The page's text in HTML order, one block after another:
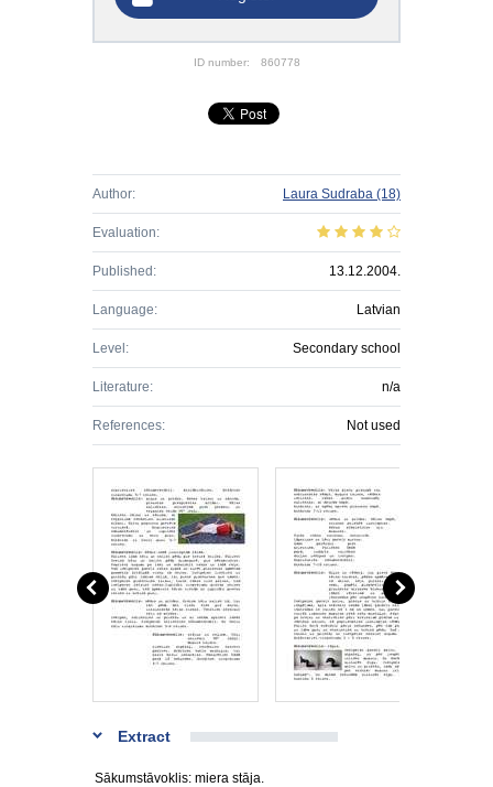
ID number: 860778
Author: Laura Sudraba (18)
Evaluation:
Published: 13.12.2004.
Language: Latvian
Level: Secondary school
Literature: n/a
References: Not used
Extract
Sākumstāvoklis: miera stāja.